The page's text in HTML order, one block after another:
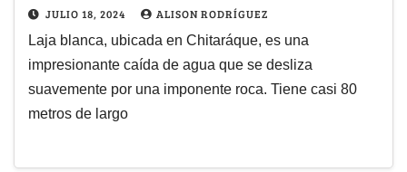
JULIO 18, 2024 ALISON RODRÍGUEZ
Laja blanca, ubicada en Chitaráque, es una
impresionante caída de agua que se desliza
suavemente por una imponente roca. Tiene casi 80
metros de largo